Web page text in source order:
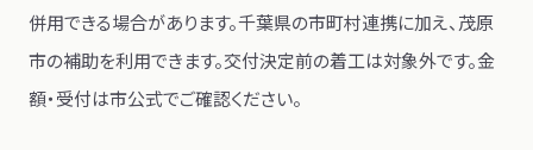
併用できる場合があります。千葉県の市町村連携に加え、茂原
市の補助を利用できます。交付決定前の着工は対象外です。金
額・受付は市公式でご確認ください。